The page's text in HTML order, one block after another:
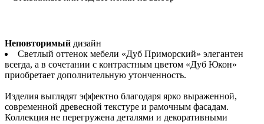
Неповторимый дизайн
Светлый оттенок мебели «Дуб Приморский» элегантен
всегда, а в сочетании с контрастным цветом «Дуб Юкон»
приобретает дополнительную утонченность.
Изделия выглядят эффектно благодаря ярко выраженной,
современной древесной текстуре и рамочным фасадам.
Коллекция не перегружена деталями и декоративными